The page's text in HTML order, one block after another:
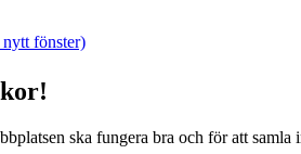
fönster)
ska fungera bra och för att